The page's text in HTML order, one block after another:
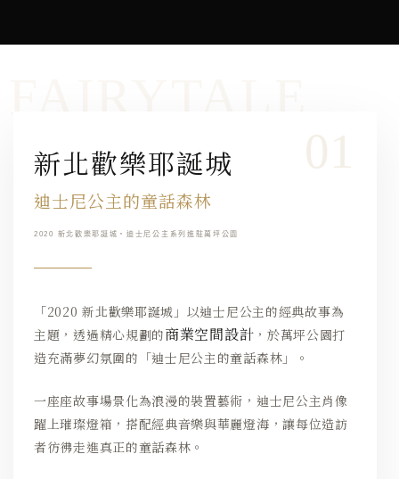
新北歡樂耶誕城
迪士尼公主的童話森林
2020 新北歡樂耶誕城・迪士尼公主系列進駐萬坪公園
「2020 新北歡樂耶誕城」以迪士尼公主的經典故事為
主題，透過精心規劃的商業空間設計 ，於萬坪公園打
造充滿夢幻氛圍的「迪士尼公主的童話森林」。
一座座故事場景化為浪漫的裝置藝術，迪士尼公主肖像
躍上璀璨燈箱，搭配經典音樂與華麗燈海，讓每位造訪
者彷彿走進真正的童話森林。